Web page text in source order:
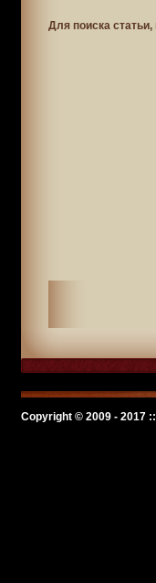
Для поиска
Copyright © 2009 - 2017